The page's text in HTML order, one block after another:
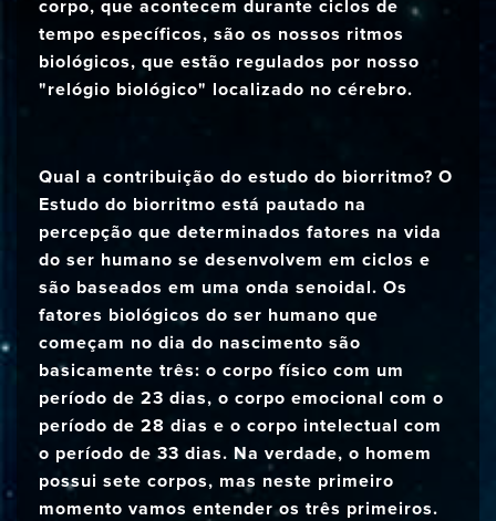
corpo, que acontecem durante ciclos de
tempo específicos, são os nossos ritmos
biológicos, que estão regulados por nosso
"relógio biológico" localizado no cérebro.
Qual a contribuição do estudo do biorritmo? O
Estudo do biorritmo está pautado na
percepção que determinados fatores na vida
do ser humano se desenvolvem em ciclos e
são baseados em uma onda senoidal. Os
fatores biológicos do ser humano que
começam no dia do nascimento são
basicamente três: o corpo físico com um
período de 23 dias, o corpo emocional com o
período de 28 dias e o corpo intelectual com
o período de 33 dias. Na verdade, o homem
possui sete corpos, mas neste primeiro
momento vamos entender os três primeiros.